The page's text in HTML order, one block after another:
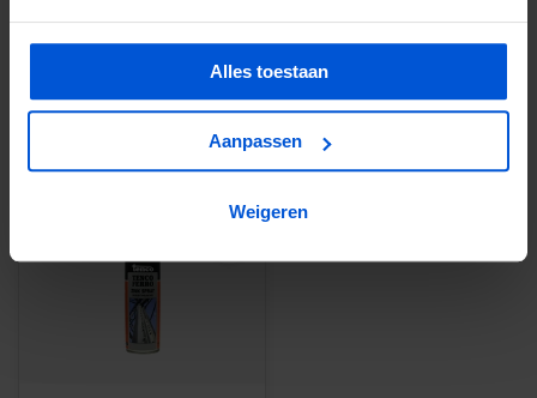
Alles toestaan
Aanpassen
Weigeren
€37,50
Voeg toe